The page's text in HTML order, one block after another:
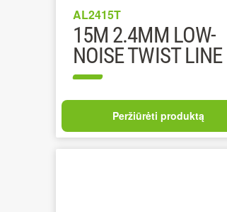
AL2415T
15M 2.4MM LOW-
NOISE TWIST LINE
Peržiūrėti produktą